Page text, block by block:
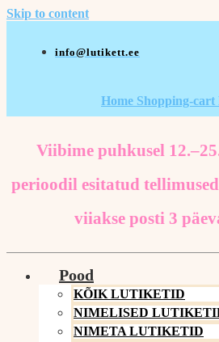
Skip to content
info@lutikett.ee
Home Shopping-cart
Viibime puhkusel
perioodil esitatud
viiakse posti 3
Pood
KÕIK LUTIKETID
NIMELISED
NIMETA LUTIKETID